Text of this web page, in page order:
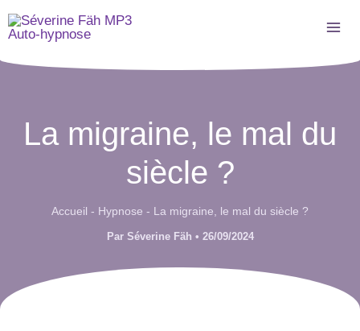
Aller
au
La migraine, le mal du
siècle ?
Accueil - Hypnose - La migraine, le mal du siècle ?
Par Séverine Fäh • 26/09/2024